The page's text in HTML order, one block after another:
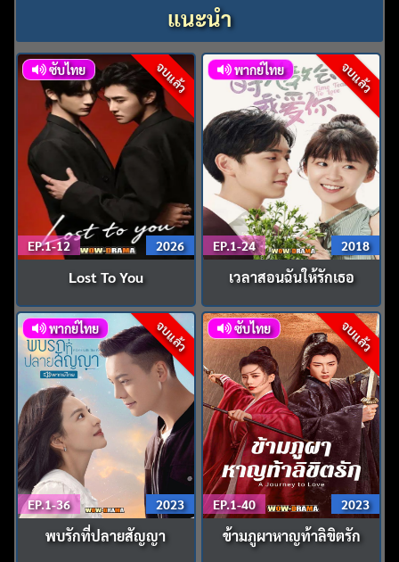
แนะนำ
จบแล้ว
ซับไทย
EP.1-12 2026
Lost To You
จบแล้ว
พากย์ไทย
EP.1-24 2018
เวลาสอนฉันให้รักเธอ
จบแล้ว
พากย์ไทย
EP.1-36 2023
พบรักที่ปลายสัญญา
จบแล้ว
ซับไทย
EP.1-40 2023
ข้ามภูผาหาญท้าลิขิตรัก